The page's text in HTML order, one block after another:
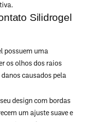
Silidrogel
possuem uma
os olhos dos raios
danos causados pela
design com bordas
um ajuste suave e